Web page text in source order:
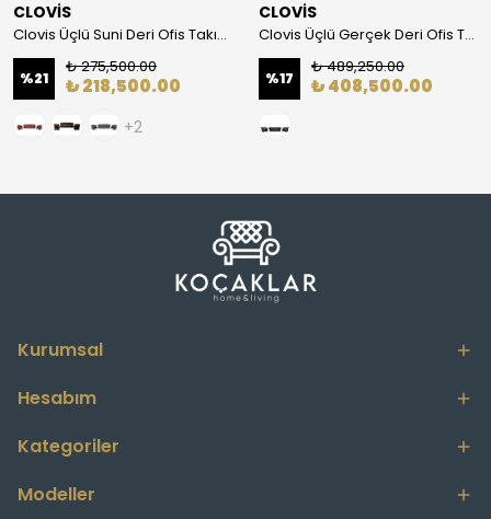
CLOVİS
Clovis Üçlü Suni Deri Ofis Takımı
%21
₺ 275,500.00
₺ 218,500.00
+2
CLOVİS
Clovis Üçlü Gerçek Deri Ofis Takımı
%17
₺ 489,250.00
₺ 408,500.00
Kurumsal
Hesabım
Kategoriler
Modeller